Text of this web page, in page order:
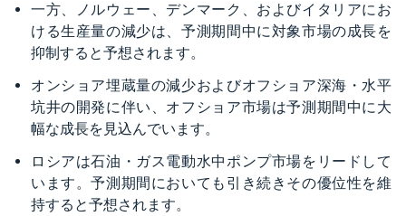
一方、ノルウェー、デンマーク、およびイタリアにお
ける生産量の減少は、予測期間中に対象市場の成長を
抑制すると予想されます。
オンショア埋蔵量の減少およびオフショア深海・水平
坑井の開発に伴い、オフショア市場は予測期間中に大
幅な成長を見込んでいます。
ロシアは石油・ガス電動水中ポンプ市場をリードして
います。予測期間においても引き続きその優位性を維
持すると予想されます。